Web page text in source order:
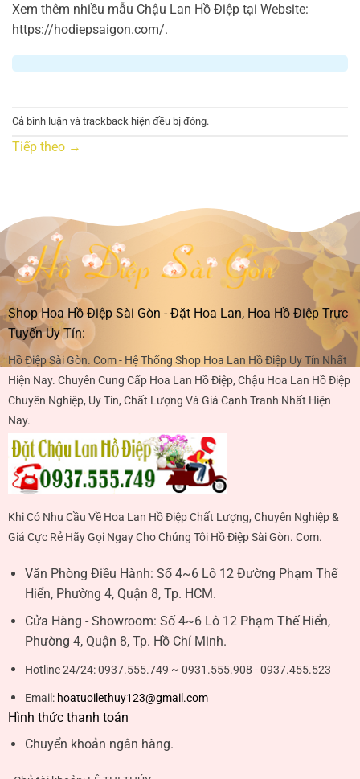
Xem thêm nhiều mẫu Chậu Lan Hồ Điệp tại Website:
https://hodiepsaigon.com/.
Cả bình luận và trackback hiện đều bị đóng.
Tiếp theo →
Shop Hoa Hồ Điệp Sài Gòn - Đặt Hoa Lan, Hoa Hồ Điệp Trực
Tuyến Uy Tín:
Hồ Điệp Sài Gòn. Com - Hệ Thống Shop Hoa Lan Hồ Điệp Uy Tín Nhất
Hiện Nay. Chuyên Cung Cấp Hoa Lan Hồ Điệp, Chậu Hoa Lan Hồ Điệp
Chuyên Nghiệp, Uy Tín, Chất Lượng Và Giá Cạnh Tranh Nhất Hiện
Nay.
Khi Có Nhu Cầu Về Hoa Lan Hồ Điệp Chất Lượng, Chuyên Nghiệp &
Giá Cực Rẻ Hãy Gọi Ngay Cho Chúng Tôi Hồ Điệp Sài Gòn. Com.
Văn Phòng Điều Hành: Số 4~6 Lô 12 Đường Phạm Thế
Hiển, Phường 4, Quận 8, Tp. HCM.
Cửa Hàng - Showroom: Số 4~6 Lô 12 Phạm Thế Hiển,
Phường 4, Quận 8, Tp. Hồ Chí Minh.
Hotline 24/24:0937.555.749 ~ 0931.555.908 - 0937.455.523
Email: hoatuoilethuy123@gmail.com
Hình thức thanh toán
Chuyển khoản ngân hàng.